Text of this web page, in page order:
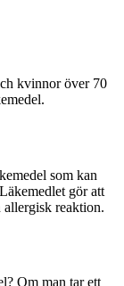
kvinnor över 70
som kan
gör att
allergisk reaktion.
Om man tar ett